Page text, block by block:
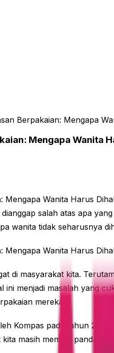
Berpakaian: Mengapa
Mengapa Wanita
Mengapa Wanita Harus
salah atas apa
wanita tidak seharusnya
Mengapa Wanita Harus
di masyarakat kita.
ini menjadi masalah yang
mereka?
Kompas pada tahun
masih memiliki